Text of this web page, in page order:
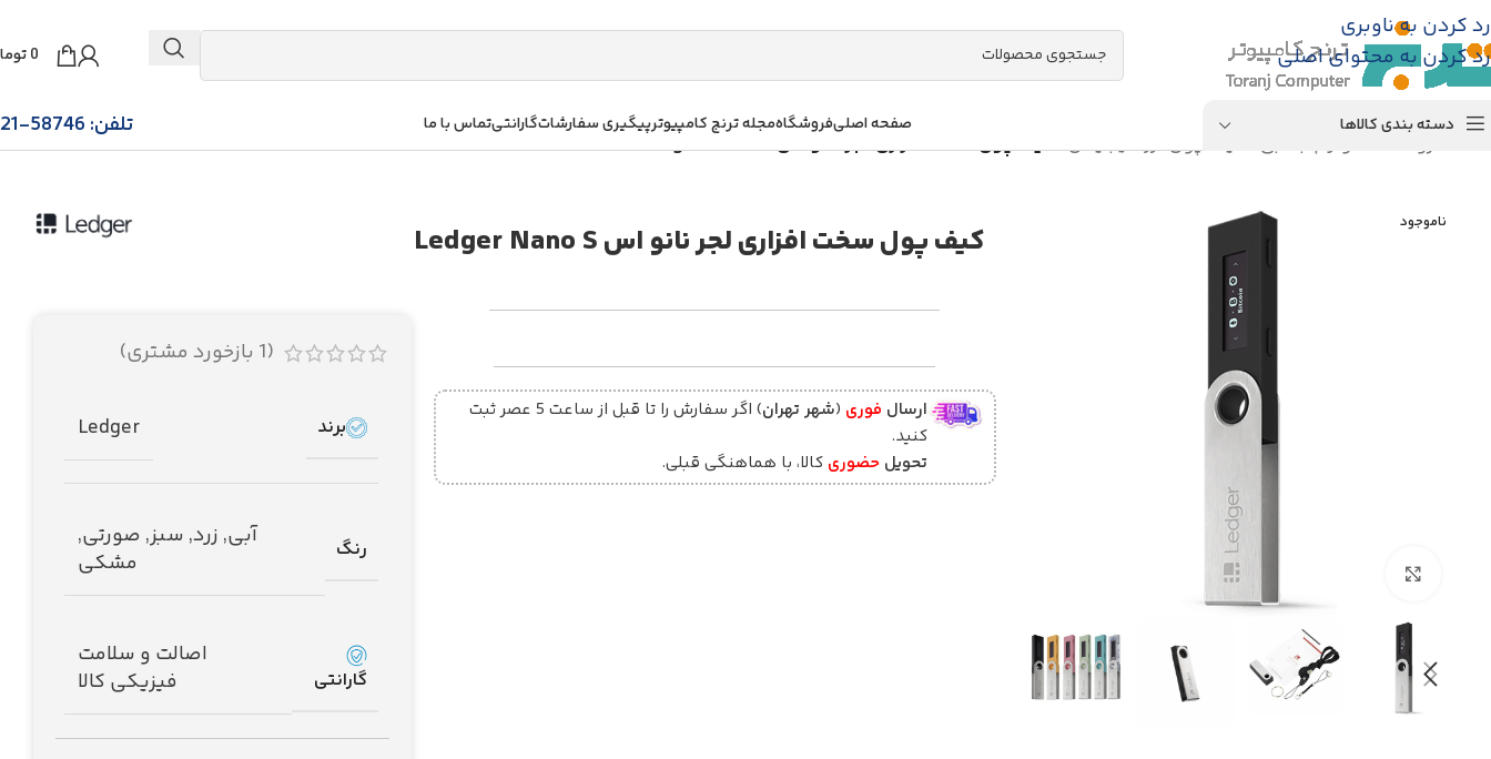
رد کردن به ناوبری
رد کردن به محتوای اصلی
0
دسته بندی کالاها صفحه اصلیفروشگاهمجله ترنج کامپیوترپیگیری سفارشاتگارانتیتماس با ما تلفن: 58746-021
فروشگاه لوازم جانبی کیف پول ارز دیجیتال/کیف پول سخت افزاری لجر نانو اس Ledger Nano S
ناموجود کیف پول سخت افزاری لجر نانو اس Ledger Nano S
ارسال فوری (شهر تهران
) اگر سفارش را تا قبل از ساعت 5 عصر ثبت
کنید.
تحویلحضوری کالا، با هماهنگی قبلی.
(
1 بازخورد مشتری)
برند Ledger
رنگ آبی, زرد, سبز, صورتی,
مشکی
گارانتی
اصالت و سلامت
فیزیکی کالا